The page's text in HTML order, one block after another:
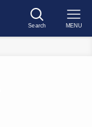
Search MENU